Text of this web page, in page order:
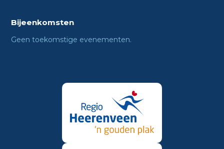
Bijeenkomsten
Geen toekomstige evenementen.